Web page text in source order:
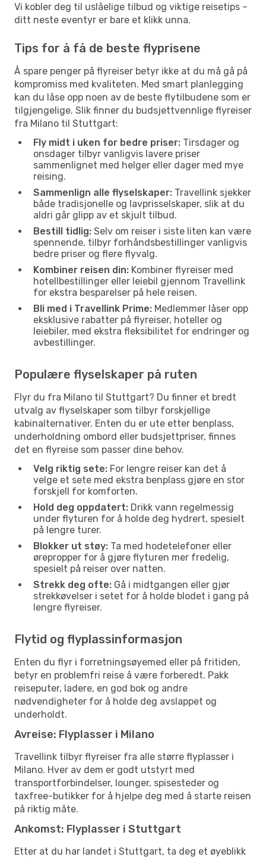
Vi kobler deg til uslåelige tilbud og viktige reisetips –
ditt neste eventyr er bare et klikk unna.
Tips for å få de beste flyprisene
Å spare penger på flyreiser betyr ikke at du må gå på
kompromiss med kvaliteten. Med smart planlegging
kan du låse opp noen av de beste flytilbudene som er
tilgjengelige. Slik finner du budsjettvennlige flyreiser
fra Milano til Stuttgart:
Fly midt i uken for bedre priser: Tirsdager og
onsdager tilbyr vanligvis lavere priser
sammenlignet med helger eller dager med mye
reising.
Sammenlign alle flyselskaper: Travellink sjekker
både tradisjonelle og lavprisselskaper, slik at du
aldri går glipp av et skjult tilbud.
Bestill tidlig: Selv om reiser i siste liten kan være
spennende, tilbyr forhåndsbestillinger vanligvis
bedre priser og flere flyvalg.
Kombiner reisen din: Kombiner flyreiser med
hotellbestillinger eller leiebil gjennom Travellink
for ekstra besparelser på hele reisen.
Bli med i Travellink Prime: Medlemmer låser opp
eksklusive rabatter på flyreiser, hoteller og
leiebiler, med ekstra fleksibilitet for endringer og
avbestillinger.
Populære flyselskaper på ruten
Flyr du fra Milano til Stuttgart? Du finner et bredt
utvalg av flyselskaper som tilbyr forskjellige
kabinalternativer. Enten du er ute etter benplass,
underholdning ombord eller budsjettpriser, finnes
det en flyreise som passer dine behov.
Velg riktig sete: For lengre reiser kan det å
velge et sete med ekstra benplass gjøre en stor
forskjell for komforten.
Hold deg oppdatert: Drikk vann regelmessig
under flyturen for å holde deg hydrert, spesielt
på lengre turer.
Blokker ut støy: Ta med hodetelefoner eller
ørepropper for å gjøre flyturen mer fredelig,
spesielt på reiser over natten.
Strekk deg ofte: Gå i midtgangen eller gjør
strekkøvelser i setet for å holde blodet i gang på
lengre flyreiser.
Flytid og flyplassinformasjon
Enten du flyr i forretningsøyemed eller på fritiden,
betyr en problemfri reise å være forberedt. Pakk
reiseputer, ladere, en god bok og andre
nødvendigheter for å holde deg avslappet og
underholdt.
Avreise: Flyplasser i Milano
Travellink tilbyr flyreiser fra alle større flyplasser i
Milano. Hver av dem er godt utstyrt med
transportforbindelser, lounger, spisesteder og
taxfree-butikker for å hjelpe deg med å starte reisen
på riktig måte.
Ankomst: Flyplasser i Stuttgart
Etter at du har landet i Stuttgart, ta deg et øyeblikk